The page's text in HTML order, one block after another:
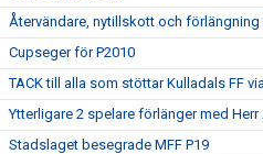
Återvändare, nytillskott och förlängning
Cupseger för P2010
TACK till alla som stöttar Kulladals FF
Ytterligare 2 spelare förlänger med Herr
Stadslaget besegrade MFF P19